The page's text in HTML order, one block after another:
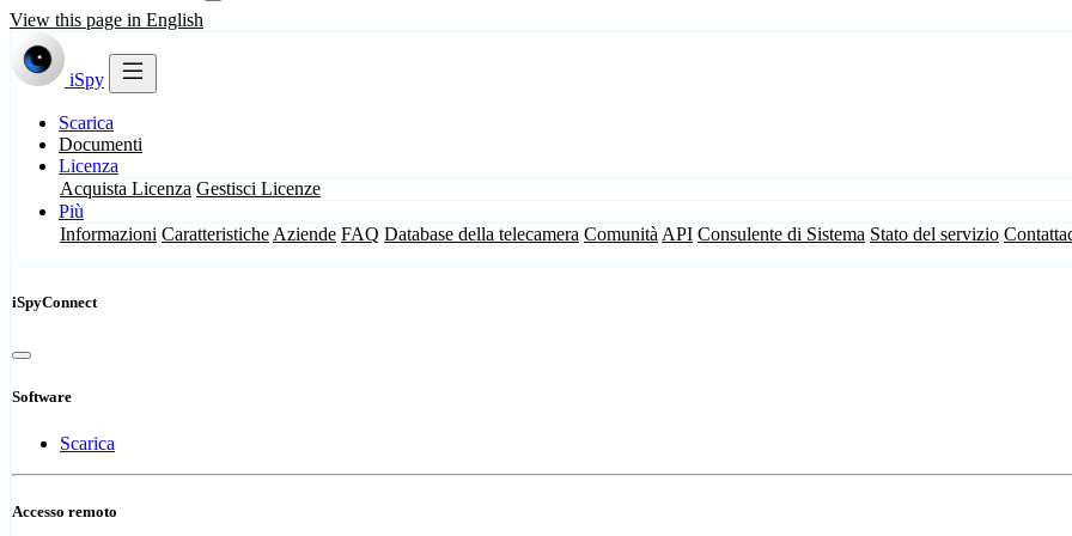
View this page in English
iSpy
Scarica
Documenti
Licenza
Acquista Licenza Gestisci Licenze
Più
Informazioni Caratteristiche Aziende FAQ Database della telecamera Comunità API Consulente di Sistema Stato del servizio
iSpyConnect
Software
Scarica
Accesso remoto